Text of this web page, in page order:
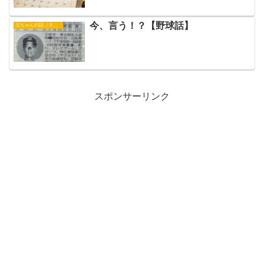
今、言う！？【野球話】
スポンサーリンク